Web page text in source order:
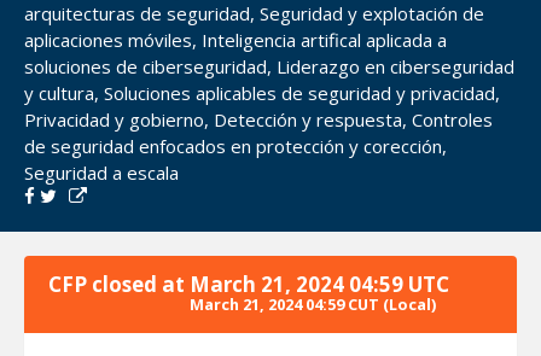
arquitecturas de seguridad, Seguridad y explotación de
aplicaciones móviles, Inteligencia artifical aplicada a
soluciones de ciberseguridad, Liderazgo en ciberseguridad
y cultura, Soluciones aplicables de seguridad y privacidad,
Privacidad y gobierno, Detección y respuesta, Controles
de seguridad enfocados en protección y corección,
Seguridad a escala
CFP closed at March 21, 2024 04:59 UTC
March 21, 2024 04:59 CUT (Local)